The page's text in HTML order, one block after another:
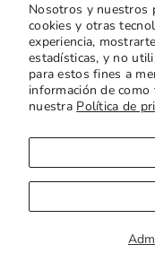
Nosotros y nuestros
cookies y otras
experiencia,
estadísticas, y no
para estos fines a
información de
nuestra Política de
SUSCRÍBETE A
Recibe las mejores
Suscribirse
Copyright © 2023